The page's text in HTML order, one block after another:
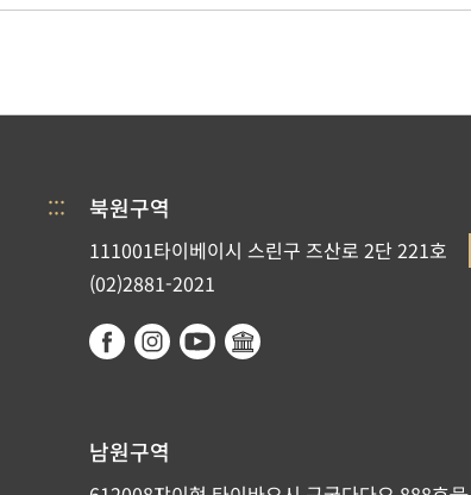
::: 북원구역
111001타이베이시 스린구 즈산로 2단 221호
(02)2881-2021
남원구역